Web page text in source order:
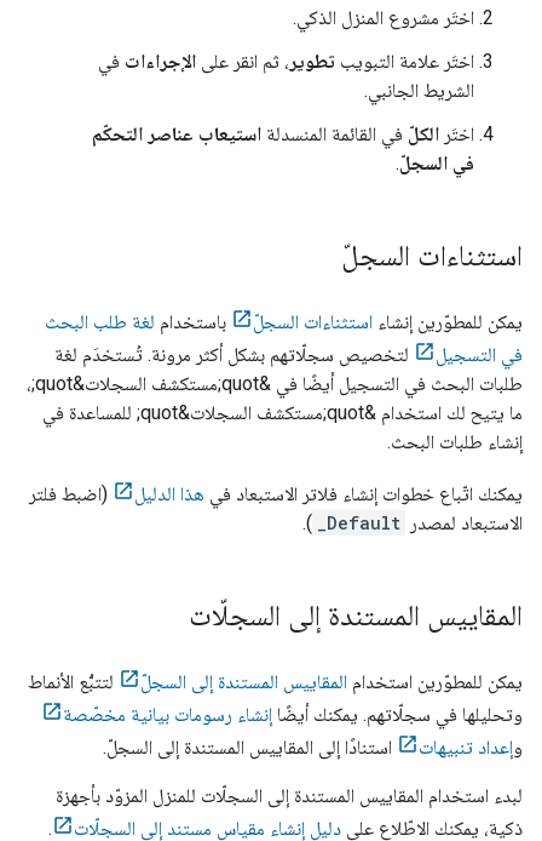
اختَر مشروع المنزل الذكي.
اختَر علامة التبويب تطوير ، ثم انقر على الإجراءات في
الشريط الجانبي.
اختَر الكلّ في القائمة المنسدلة استيعاب عناصر التحكّم
في السجلّ.
استثناءات السجلّ
يمكن للمطوّرين إنشاء استثناءات السجلّ باستخدام لغة طلب البحث
في التسجيل
لتخصيص سجلّاتهم بشكل أكثر مرونة. تُستخدَم لغة
طلبات البحث في التسجيل أيضًا في &quot;مستكشف السجلات&quot;،
ما يتيح لك استخدام &quot;مستكشف السجلات&quot; للمساعدة في
إنشاء طلبات البحث.
يمكنك اتّباع خطوات إنشاء فلاتر الاستبعاد في هذا الدليل
(اضبط فلتر
الاستبعاد لمصدر _Default
).
المقاييس المستندة إلى السجلّات
يمكن للمطوّرين استخدام المقاييس المستندة إلى السجلّ
لتتبُّع الأنماط
وتحليلها في سجلّاتهم. يمكنك أيضًا إنشاء رسومات بيانية مخصّصة
وإعداد تنبيهات استنادًا إلى المقاييس المستندة إلى السجلّ.
لبدء استخدام المقاييس المستندة إلى السجلّات للمنزل المزوّد بأجهزة
ذكية، يمكنك الاطّلاع على دليل إنشاء مقياس مستند إلى السجلّات .